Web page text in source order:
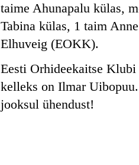
taime Ahunapalu külas,
Tabina külas, 1 taim
Elhuveig (EOKK).
Eesti Orhideekaitse
kelleks on Ilmar
jooksul ühendust!